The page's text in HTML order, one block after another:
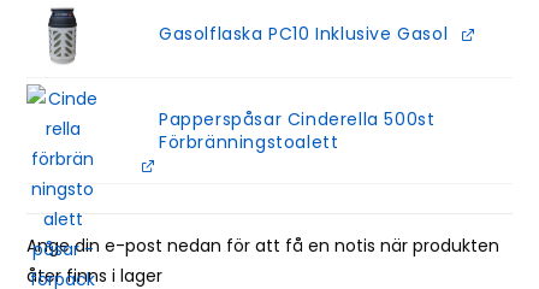
Gasolflaska PC10 Inklusive Gasol
Papperspåsar Cinderella 500st
Förbränningstoalett
Ange din e-post nedan för att få en notis när produkten
åter finns i lager